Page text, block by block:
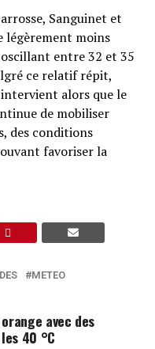
Sanguinet et
moins
entre 32 et 35
ce relatif répit,
alors que le
de mobiliser
des conditions
favoriser la
METEO
avec des
40 °C